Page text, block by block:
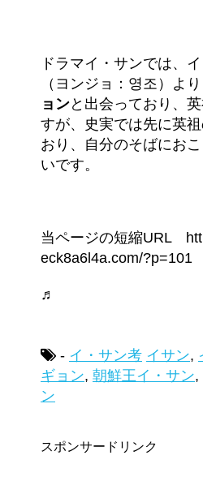
ドラマイ・サンでは、
（ヨンジョ：영조）よ
ョンと出会っており、
すが、史実では先に英
おり、自分のそばにお
いです。
当ページの短縮URL
eck8a6l4a.com/?p=101
♬
- イ・サン考 イサン,
ギョン, 朝鮮王イ・サン,
ン
スポンサードリンク